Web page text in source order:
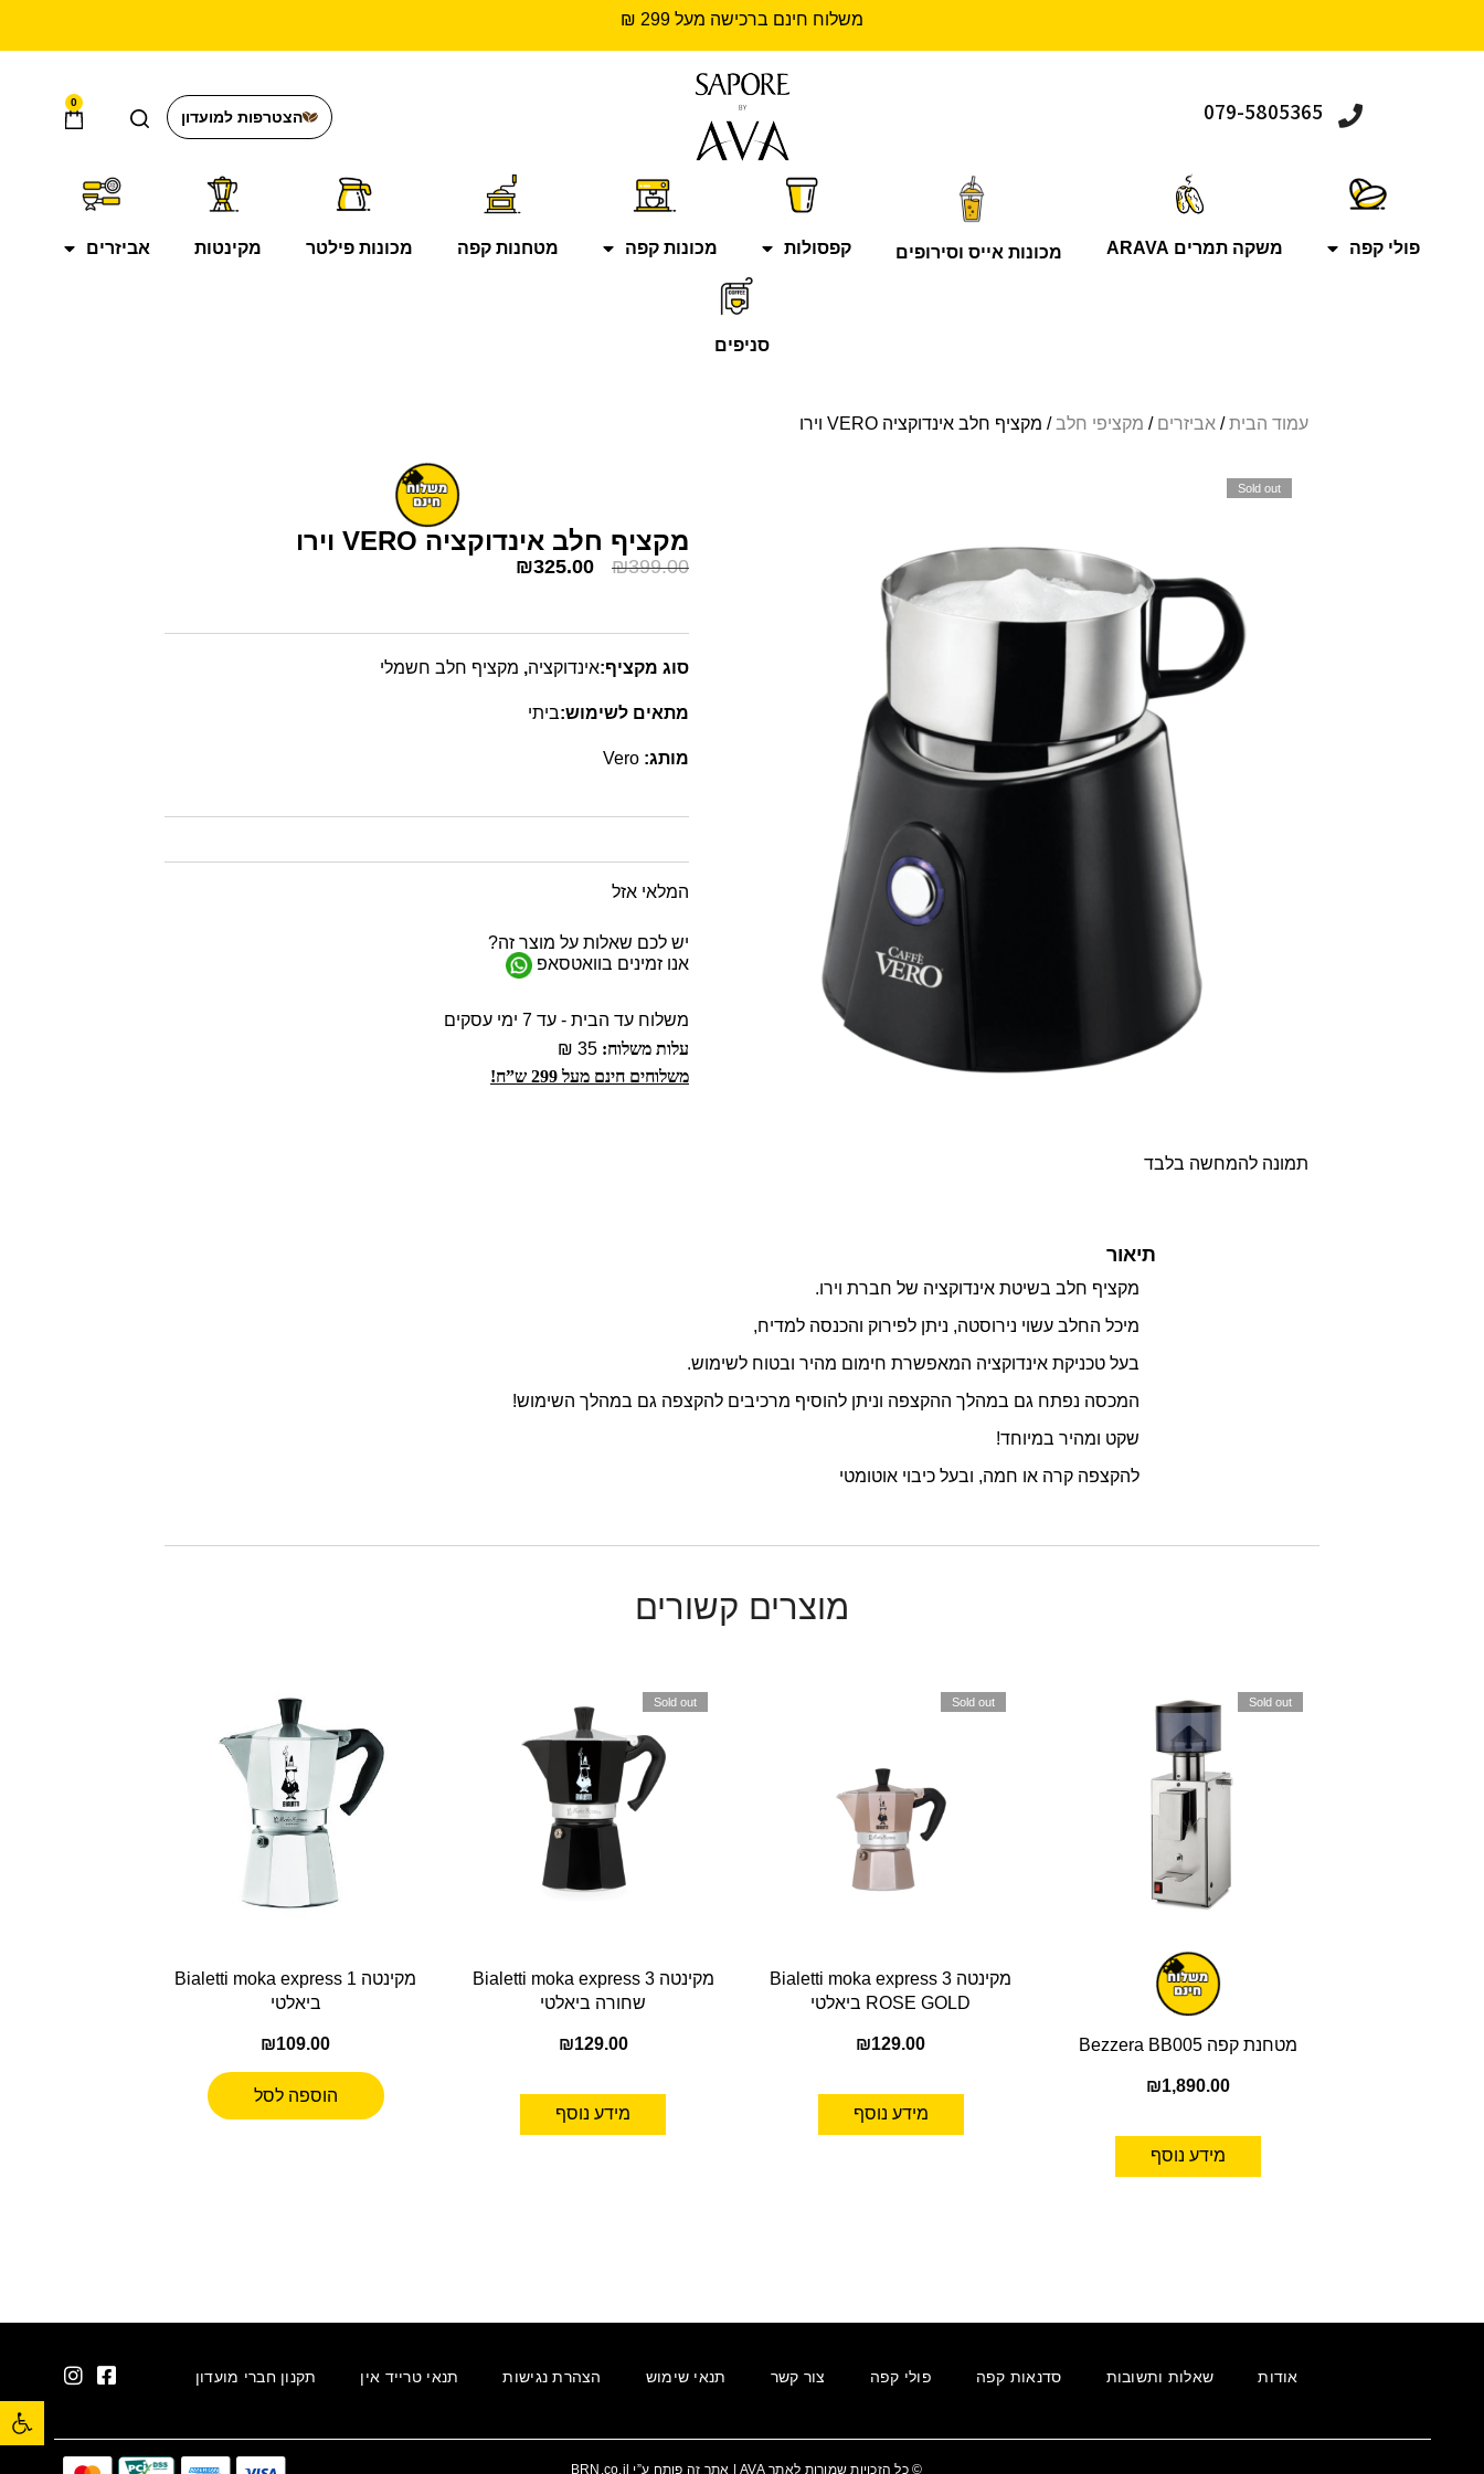
פתח סרגל נגישות
משלוח חינם ברכישה מעל 299 ₪
079-5805365 הצטרפות למועדון
0
פולי קפה משקה תמרים ARAVA מכונות אייס וסירופים קפסולות מכונות קפה מטחנות קפה מכונות פילטר מקינטות אביזרים
סניפים
עמוד הבית/ אביזרים / מקציפי חלב / מקציף חלב אינדוקציה VERO וירו
Sold out
תמונה להמחשה בלבד
מקציף חלב אינדוקציה VERO וירו
₪399.00
₪325.00
סוג מקציף:אינדוקציה, מקציף חלב חשמלי
מתאים לשימוש:ביתי
מותג: Vero
המלאי אזל
יש לכם שאלות על מוצר זה?
אנו זמינים בוואטסאפ
משלוח עד הבית - עד 7 ימי עסקים
עלות משלוח:
משלוחים חינם מעל 299 ש”ח!
תיאור
מקציף חלב בשיטת אינדוקציה של חברת וירו.
מיכל החלב עשוי נירוסטה, ניתן לפירוק והכנסה למדיח,
בעל טכניקת אינדוקציה המאפשרת חימום מהיר ובטוח לשימוש.
המכסה נפתח גם במהלך ההקצפה וניתן להוסיף מרכיבים להקצפה גם במהלך השימוש!
שקט ומהיר במיוחד!
להקצפה קרה או חמה, ובעל כיבוי אוטומטי
מוצרים קשורים
Sold out
מטחנת קפה Bezzera BB005
₪1,890.00
מידע נוסף
Sold out
מקינטה Bialetti moka express 3
ROSE GOLD ביאלטי
₪129.00
מידע נוסף
Sold out
מקינטה Bialetti moka express 3
שחורה ביאלטי
₪129.00
מידע נוסף
מקינטה Bialetti moka express 1
ביאלטי
₪109.00
הוספה לסל
אודות שאלות ותשובות סדנאות קפה פולי קפה צור קשר תנאי שימוש הצהרת נגישות תנאי טרייד אין תקנון חברי מועדון
© כל הזכויות שמורות לאתרAVA| אתר זה פותח ע”י BRN.co.il